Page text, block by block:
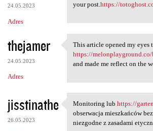
24.05.2023
Adres
your post.https://
thejamer
24.05.2023
Adres
This article opened
This article opened my eyes
https://
and made me reflect on the
jisstinathe
26.05.2023
Monitoring lub https:/
Monitoring lub https://
obserwacja mieszkańców
niezgodne z zasadami